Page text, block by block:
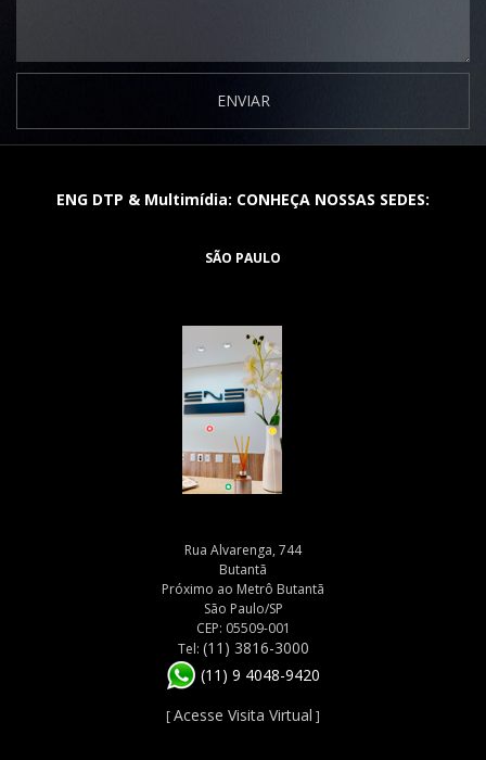
ENVIAR
ENG DTP & Multimídia: CONHEÇA NOSSAS SEDES:
SÃO PAULO
Rua Alvarenga, 744
Butantã
Próximo ao Metrô Butantã
São Paulo/SP
CEP: 05509-001
Tel: (11) 3816-3000
(11) 9 4048-9420
[Acesse Visita Virtual ]